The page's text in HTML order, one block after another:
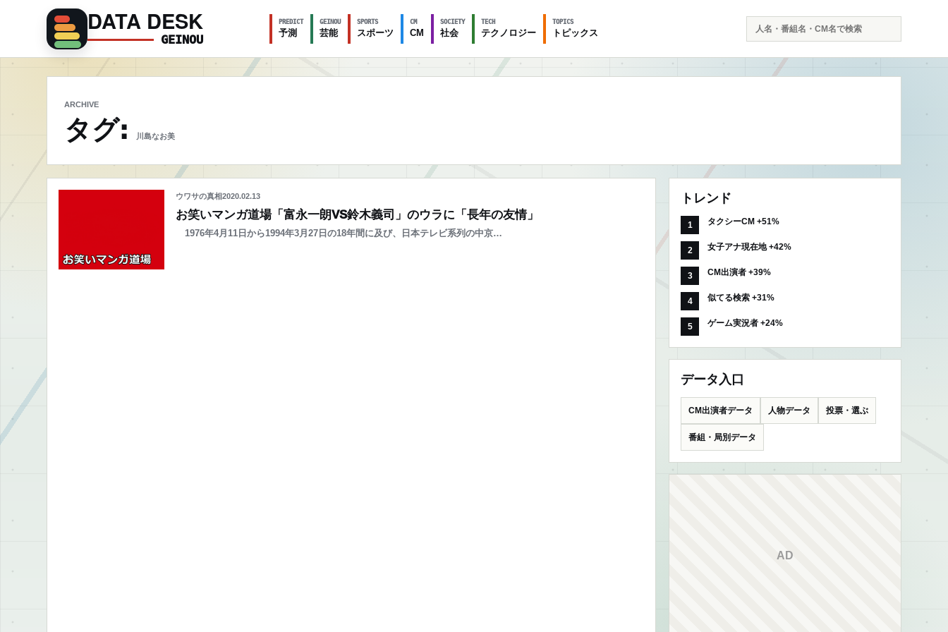
DATA DESK
GEINOU
PREDICT
予測
GEINOU
芸能
SPORTS
スポーツ
CM
CM
SOCIETY
社会
TECH
テクノロジー
TOPICS
トピックス
索
ARCHIVE
タグ: 川島なお美
ウワサの真相2020.02.13
お笑いマンガ道場「富永一朗VS鈴木義司」のウラに「長年の友情」
1976年4月11日から1994年3月27日の18年間に及び、日本テレビ系列の中京…
トレンド
タクシーCM +51%
女子アナ現在地 +42%
CM出演者 +39%
似てる検索 +31%
ゲーム実況者 +24%
データ入口
CM出演者データ 人物データ 投票・選ぶ
番組・局別データ
AD